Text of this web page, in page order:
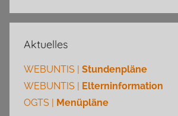
Aktuelles
WEBUNTIS | Stundenpläne
WEBUNTIS | Elterninformation
OGTS | Menüpläne